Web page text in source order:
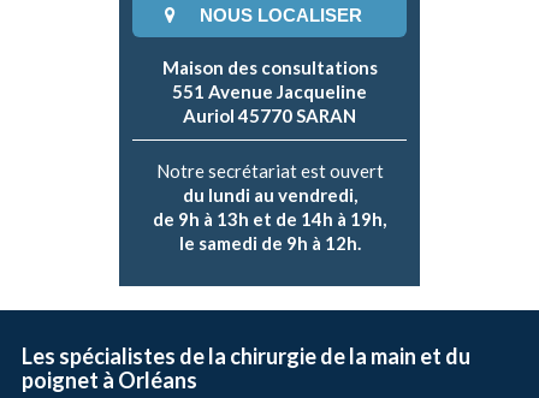
NOUS LOCALISER
Maison des consultations
551 Avenue Jacqueline
Auriol 45770 SARAN
Notre secrétariat est ouvert
du lundi au vendredi,
de 9h à 13h et de 14h à 19h,
le samedi de 9h à 12h.
Les spécialistes de la chirurgie de la main et du
poignet à Orléans